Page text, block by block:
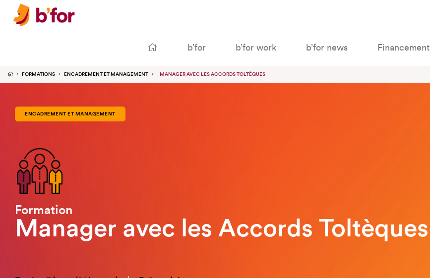
b’for b’for work b’for news Financement
FORMATIONS ENCADREMENT ET MANAGEMENT MANAGER AVEC LES ACCORDS TOLTÈQUES
ENCADREMENT ET MANAGEMENT
Formation
Manager avec les Accords Toltèques